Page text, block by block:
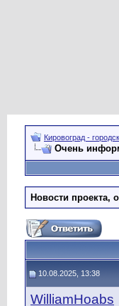
Кировоград -
Очень
Новости проекта,
10.08.2025, 13:38
WilliamHoabs